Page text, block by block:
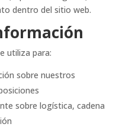
dentro del sitio web.
utiliza para:
sobre nuestros
sobre logística, cadena